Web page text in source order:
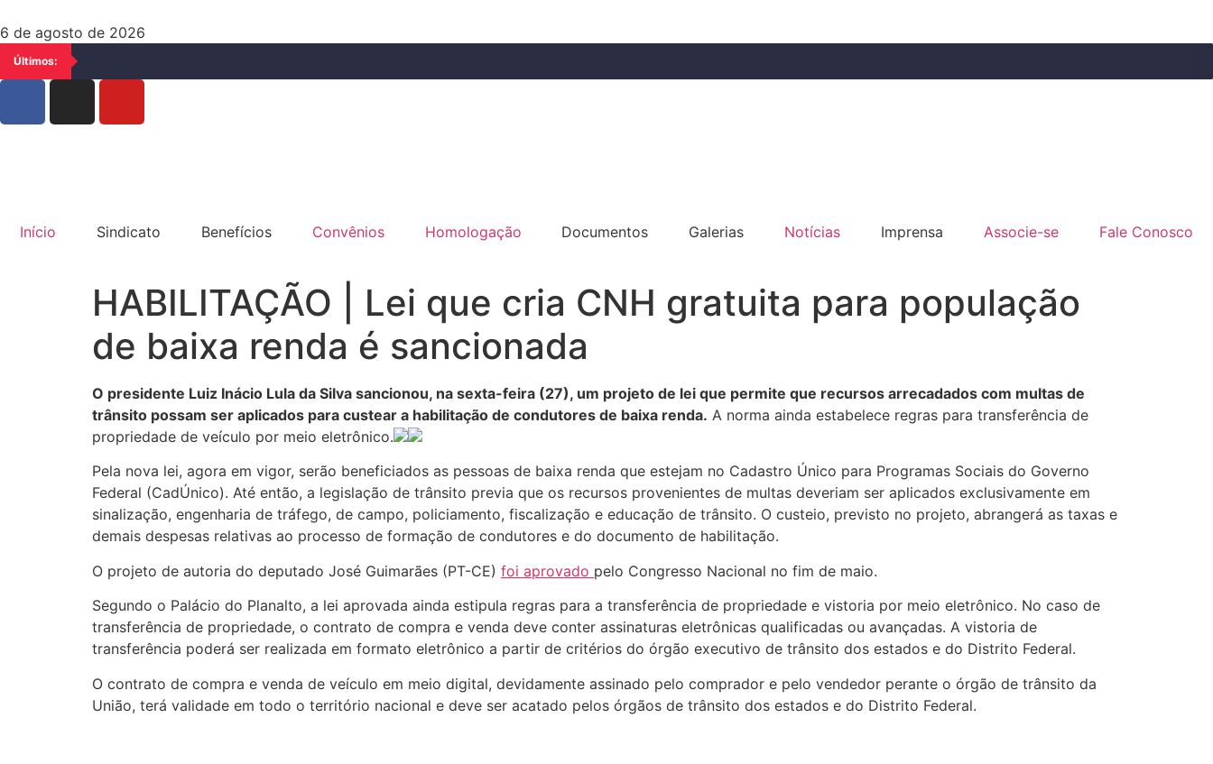
6 de agosto de 2026
Últimos:
Início Sindicato Benefícios Convênios Homologação Documentos Galerias Notícias Imprensa Associe-se Fale Conosco
HABILITAÇÃO | Lei que cria CNH gratuita para população
de baixa renda é sancionada
O presidente Luiz Inácio Lula da Silva sancionou, na sexta-feira (27), um projeto de lei que permite que recursos arrecadados com multas de
trânsito possam ser aplicados para custear a habilitação de condutores de baixa renda. A norma ainda estabelece regras para transferência de
propriedade de veículo por meio eletrônico.
Pela nova lei, agora em vigor, serão beneficiados as pessoas de baixa renda que estejam no Cadastro Único para Programas Sociais do Governo
Federal (CadÚnico). Até então, a legislação de trânsito previa que os recursos provenientes de multas deveriam ser aplicados exclusivamente em
sinalização, engenharia de tráfego, de campo, policiamento, fiscalização e educação de trânsito. O custeio, previsto no projeto, abrangerá as taxas e
demais despesas relativas ao processo de formação de condutores e do documento de habilitação.
O projeto de autoria do deputado José Guimarães (PT-CE) foi aprovado pelo Congresso Nacional no fim de maio.
Segundo o Palácio do Planalto, a lei aprovada ainda estipula regras para a transferência de propriedade e vistoria por meio eletrônico. No caso de
transferência de propriedade, o contrato de compra e venda deve conter assinaturas eletrônicas qualificadas ou avançadas. A vistoria de
transferência poderá ser realizada em formato eletrônico a partir de critérios do órgão executivo de trânsito dos estados e do Distrito Federal.
O contrato de compra e venda de veículo em meio digital, devidamente assinado pelo comprador e pelo vendedor perante o órgão de trânsito da
União, terá validade em todo o território nacional e deve ser acatado pelos órgãos de trânsito dos estados e do Distrito Federal.